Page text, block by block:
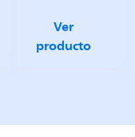
Ver
producto